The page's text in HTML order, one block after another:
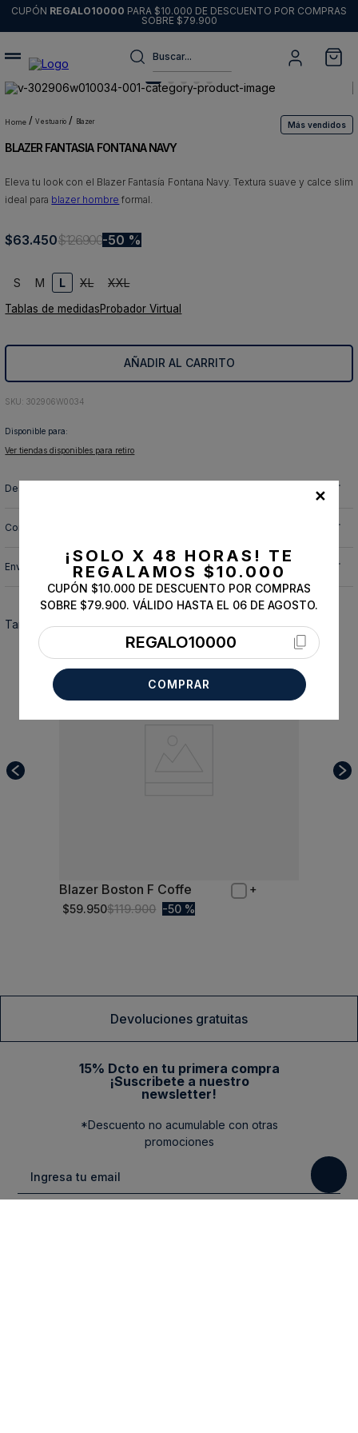
CUPÓN REGALO10000 PARA $10.000 DE DESCUENTO POR COMPRAS
SOBRE $79.900
Buscar...
vestuario blazer Más vendidos
BLAZER FANTASIA FONTANA NAVY
Eleva tu look con el Blazer Fantasía Fontana Navy. Textura suave y calce slim
ideal para blazer hombre formal.
$63.450$126.900 50 %
S M L XL XXL
Tablas de medidasProbador Virtual
AÑADIR AL CARRITO
: 302906W0034
Disponible para:
Ver tiendas disponibles para retiro
Descripción y cuidado de la prenda
Composición
Envíos, cambios y devoluciones
También te podría interesar
S
Blazer Boston F Coffe
$59.950$119.900 50 %
Devoluciones gratuitas
15% Dcto en tu primera compra
¡Suscribete a nuestro
newsletter!
*Descuento no acumulable con otras
promociones
✕
¡SOLO X 48 HORAS! TE
REGALAMOS $10.000
CUPÓN $10.000 DE DESCUENTO POR COMPRAS
SOBRE $79.900. VÁLIDO HASTA EL 06 DE AGOSTO.
REGALO10000
COMPRAR
1.
sweater
2.
chaquetas
3.
pantalon
camisas
5.
chaqueta cuero
jeans
9.
poleron